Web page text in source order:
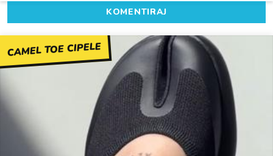
KOMENTIRAJ
CAMEL TOE CIPELE